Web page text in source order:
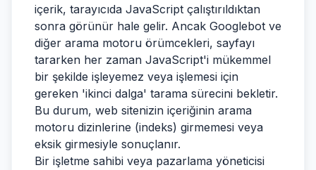
içerik, tarayıcıda JavaScript çalıştırıldıktan
sonra görünür hale gelir. Ancak Googlebot ve
diğer arama motoru örümcekleri, sayfayı
tararken her zaman JavaScript'i mükemmel
bir şekilde işleyemez veya işlemesi için
gereken 'ikinci dalga' tarama sürecini bekletir.
Bu durum, web sitenizin içeriğinin arama
motoru dizinlerine (indeks) girmemesi veya
eksik girmesiyle sonuçlanır.
Bir işletme sahibi veya pazarlama yöneticisi